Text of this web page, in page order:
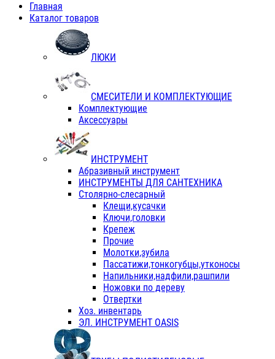
Главная
Каталог товаров
ЛЮКИ
СМЕСИТЕЛИ И КОМПЛЕКТУЮЩИЕ
Комплектующие
Аксессуары
ИНСТРУМЕНТ
Абразивный инструмент
ИНСТРУМЕНТЫ ДЛЯ САНТЕХНИКА
Столярно-слесарный
Клещи,кусачки
Ключи,головки
Крепеж
Прочие
Молотки,зубила
Пассатижи,тонкогубцы,утконосы
Напильники,надфили,рашпили
Ножовки по дереву
Отвертки
Хоз. инвентарь
ЭЛ. ИНСТРУМЕНТ OASIS